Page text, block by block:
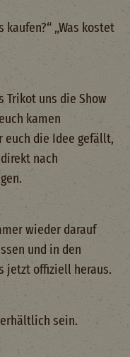
„Was kostet
Trikot uns die Show
kamen
euch die Idee gefällt,
nach
wieder darauf
und in den
jetzt offiziell heraus.
sein.